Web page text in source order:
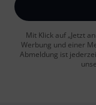
Mit Klick auf „Jetzt
Werbung und einer
Abmeldung ist